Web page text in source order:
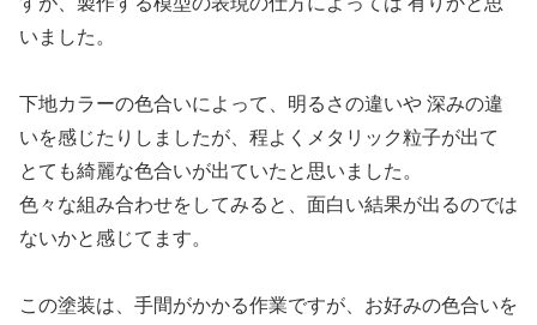
いました。
下地カラーの色合いによって、明るさの違いや 深みの違
いを感じたりしましたが、程よくメタリック粒子が出て
とても綺麗な色合いが出ていたと思いました。
色々な組み合わせをしてみると、面白い結果が出るのでは
ないかと感じてます。
この塗装は、手間がかかる作業ですが、お好みの色合いを